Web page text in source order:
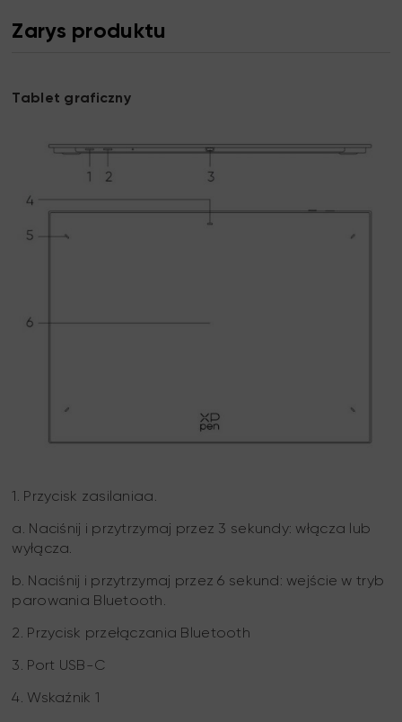
Zarys produktu
Tablet graficzny
1. Przycisk zasilaniaa.
a. Naciśnij i przytrzymaj przez 3 sekundy: włącza lub
wyłącza.
b. Naciśnij i przytrzymaj przez 6 sekund: wejście w tryb
parowania Bluetooth.
2. Przycisk przełączania Bluetooth
3. Port USB-C
4. Wskaźnik 1